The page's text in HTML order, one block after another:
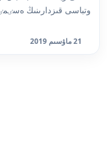
وتباسى قىزدارىنىڭ
21 ماۋسىم 2019